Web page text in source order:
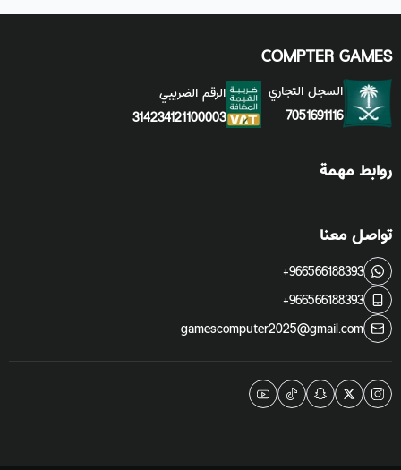
COMPTER GAMES
السجل التجاري
7051691116
الرقم الضريبي
314234121100003
روابط مهمة
تواصل معنا
+966566188393
+966566188393
gamescomputer2025@gmail.com